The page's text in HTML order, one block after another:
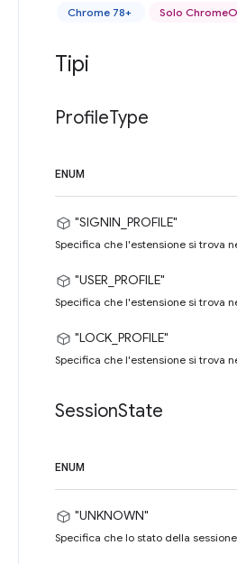
Chrome 78+ Solo
Tipi
ProfileType
ENUM
"SIGNIN_PROFILE"
Specifica che l'estensione si trova
"USER_PROFILE"
Specifica che l'estensione si trova
"LOCK_PROFILE"
Specifica che l'estensione si trova
SessionState
ENUM
"UNKNOWN"
Specifica che lo stato della